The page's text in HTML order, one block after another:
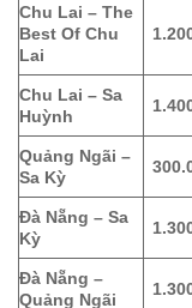
Chu Lai – The
Best Of Chu
Lai
Chu Lai – Sa
Huỳnh
Quảng Ngãi –
Sa Kỳ
Đà Nẵng – Sa
Kỳ
Đà Nẵng –
Quảng Ngãi